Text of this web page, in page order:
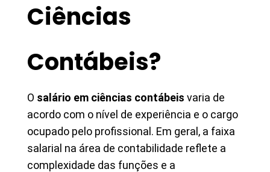
Ciências
Contábeis?
O salário em ciências contábeis varia de
acordo com o nível de experiência e o cargo
ocupado pelo profissional. Em geral, a faixa
salarial na área de contabilidade reflete a
complexidade das funções e a